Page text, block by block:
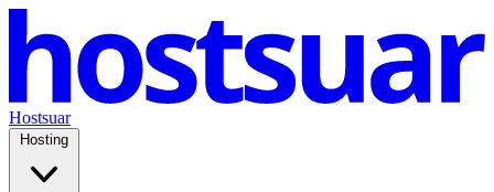
Hostsuar
Hosting